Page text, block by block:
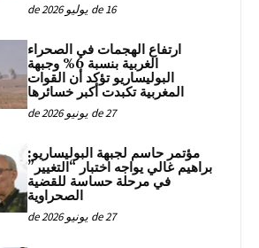
16 de يوليو de 2026
ارتفاع الهجمات في الصحراء
الغربية بنسبة 6% وجبهة
البوليساريو تؤكد أن القوات
المغربية تكبدت أكبر خسائرها
27 de يونيو de 2026
مؤتمر حاسم لجبهة البوليساريو:
براهيم غالي يواجه اختبار “التغيير”
في مرحلة حساسة للقضية
الصحراوية
27 de يونيو de 2026